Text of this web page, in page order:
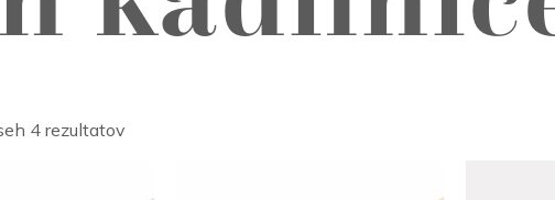
4 rezultatov